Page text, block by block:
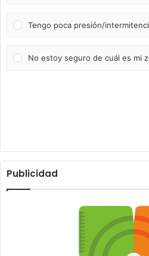
Tengo poca presión/
No estoy seguro de cuál es mi
Publicidad